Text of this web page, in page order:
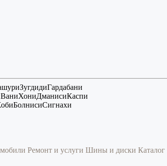
ЗугдидиГардабани
ВаниХониДманисиКаспи
БолнисиСигнахи
Ремонт и услуги Шины и диски Каталог